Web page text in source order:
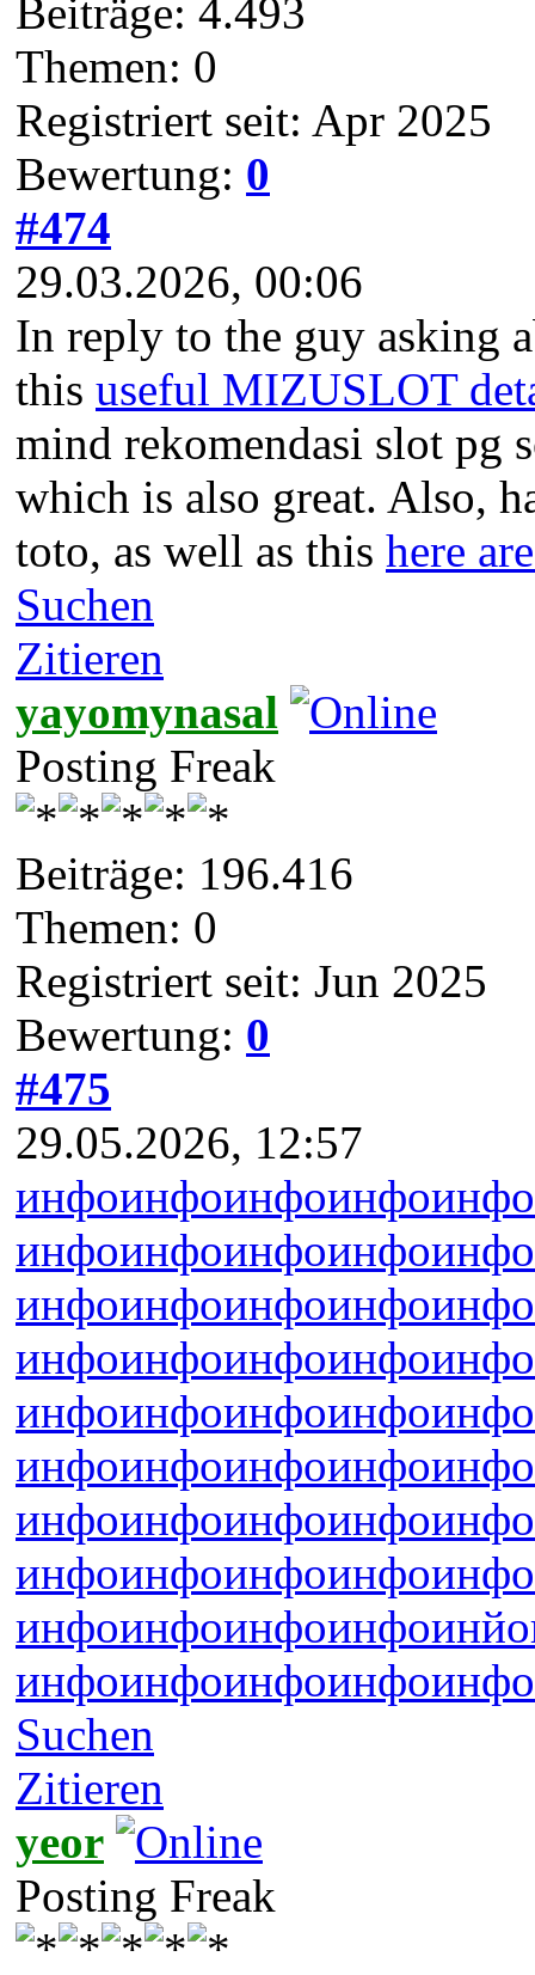
Beiträge: 4.493
Themen: 0
Registriert seit: Apr 2025
Bewertung: 0
#474
29.03.2026, 00:06
In reply to the guy asking
this useful MIZUSLOT
mind rekomendasi slot pg
which is also great. Also,
toto, as well as this here
Suchen
Zitieren
yayomynasal
Posting Freak
Beiträge: 196.416
Themen: 0
Registriert seit: Jun 2025
Bewertung: 0
#475
29.05.2026, 12:57
инфоинфоинфоинфоинфо
инфоинфоинфоинфоинфо
инфоинфоинфоинфоинфо
инфоинфоинфоинфоинфо
инфоинфоинфоинфоинфо
инфоинфоинфоинфоинфо
инфоинфоинфоинфоинфо
инфоинфоинфоинфоинфо
инфоинфоинфоинфоинйо
инфоинфоинфоинфоинфо
Suchen
Zitieren
yeor
Posting Freak